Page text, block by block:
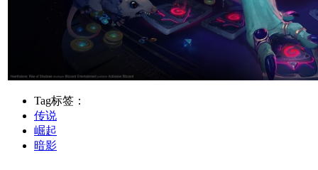
Tag标签：
传说
崛起
暗影